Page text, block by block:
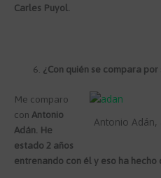
Carles Puyol.
¿Con quién se compara
Antonio
Me comparo
con Antonio
Adán. He
estado 2 años
entrenando con él y eso ha hecho